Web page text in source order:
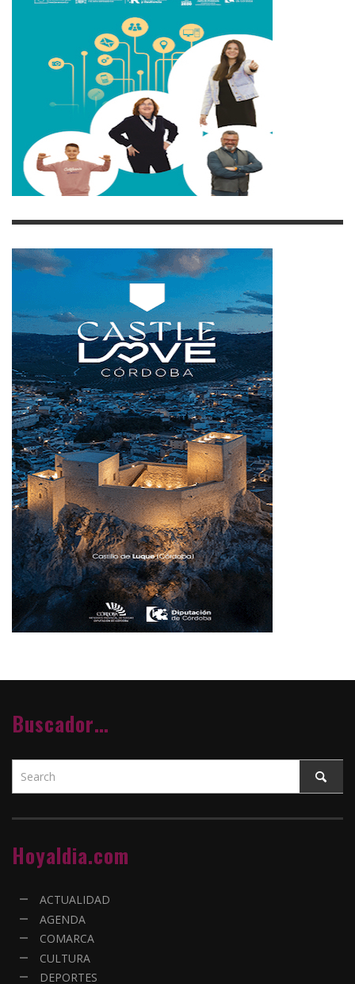
Buscador…
Hoyaldia.com
ACTUALIDAD
AGENDA
COMARCA
CULTURA
DEPORTES